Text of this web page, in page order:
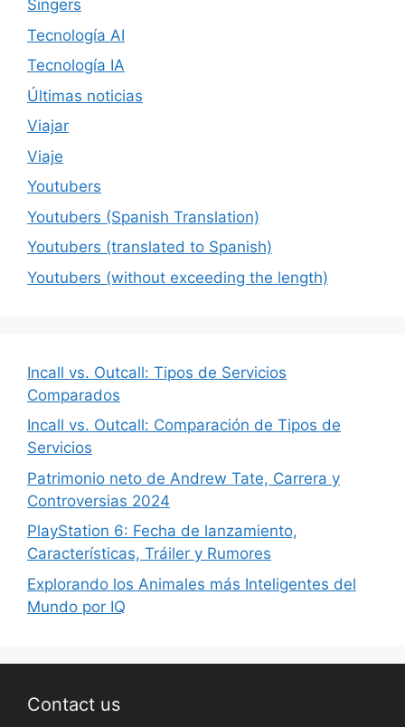
Singers
Tecnología AI
Tecnología IA
Últimas noticias
Viajar
Viaje
Youtubers
Youtubers (Spanish Translation)
Youtubers (translated to Spanish)
Youtubers (without exceeding the length)
Incall vs. Outcall: Tipos de Servicios
Comparados
Incall vs. Outcall: Comparación de Tipos de
Servicios
Patrimonio neto de Andrew Tate, Carrera y
Controversias 2024
PlayStation 6: Fecha de lanzamiento,
Características, Tráiler y Rumores
Explorando los Animales más Inteligentes del
Mundo por IQ
Contact us